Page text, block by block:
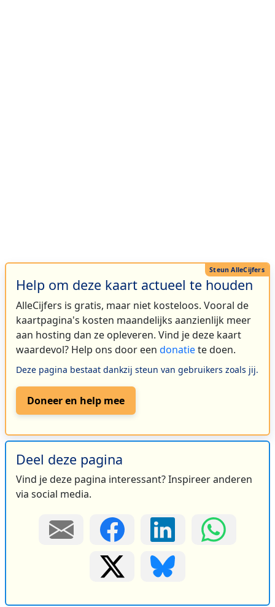
Help om deze kaart actueel te houden
AlleCijfers is gratis, maar niet kosteloos. Vooral de
kaartpagina's kosten maandelijks aanzienlijk meer
aan hosting dan ze opleveren. Vind je deze kaart
waardevol? Help ons door een donatiete doen.
Deze pagina bestaat dankzij steun van gebruikers zoals jij.
Doneer en help mee
Deel deze pagina
Vind je deze pagina interessant? Inspireer anderen
via social media.